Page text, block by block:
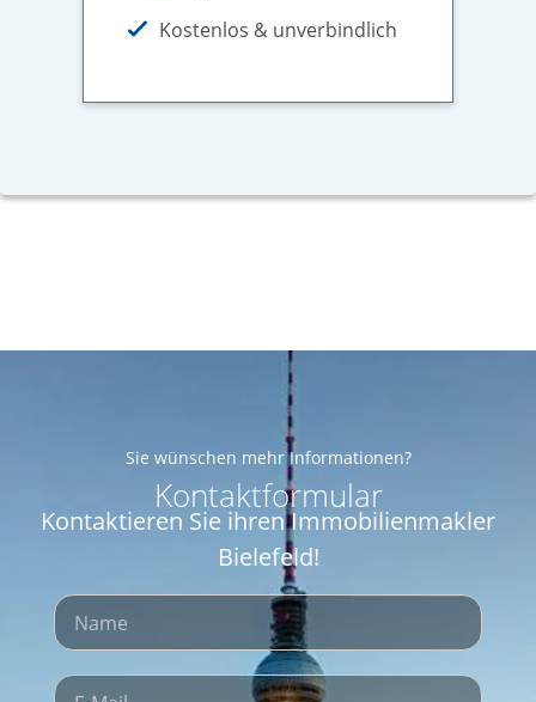
Kostenlos & unverbindlich
Sie wünschen mehr Informationen?
Kontaktformular
Kontaktieren Sie ihren Immobilienmakler
Bielefeld!